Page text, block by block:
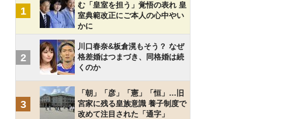
1
む「皇室を担う」覚悟の表れ 皇
室典範改正にご本人の心中やい
かに
2
川口春奈&板倉滉もそう？ なぜ
格差婚はつまづき、同格婚は続
くのか
3
「朝」「彦」「憲」「恒」…旧
宮家に残る皇族意識 養子制度で
改めて注目された「通字」